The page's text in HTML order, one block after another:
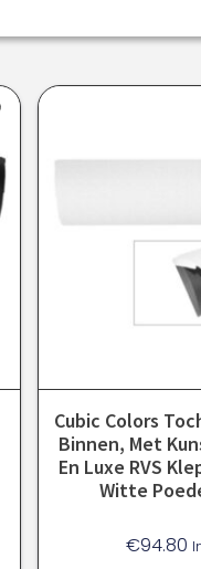
Cubic Colors
Binnen, Met
En Luxe RVS
Witte
€94.80